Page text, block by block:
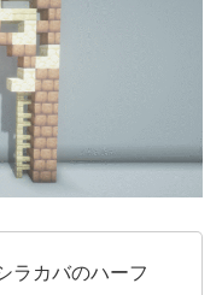
ラカバのハーフ